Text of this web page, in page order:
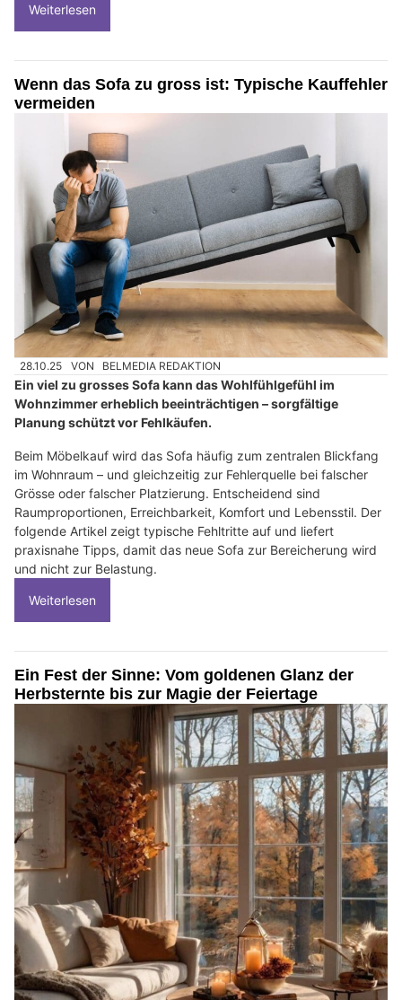
Weiterlesen
Wenn das Sofa zu gross ist: Typische Kauffehler
vermeiden
28.10.25 VON BELMEDIA REDAKTION
Ein viel zu grosses Sofa kann das Wohlfühlgefühl im
Wohnzimmer erheblich beeinträchtigen – sorgfältige
Planung schützt vor Fehlkäufen.
Beim Möbelkauf wird das Sofa häufig zum zentralen Blickfang
im Wohnraum – und gleichzeitig zur Fehlerquelle bei falscher
Grösse oder falscher Platzierung. Entscheidend sind
Raumproportionen, Erreichbarkeit, Komfort und Lebensstil. Der
folgende Artikel zeigt typische Fehltritte auf und liefert
praxisnahe Tipps, damit das neue Sofa zur Bereicherung wird
und nicht zur Belastung.
Weiterlesen
Ein Fest der Sinne: Vom goldenen Glanz der
Herbsternte bis zur Magie der Feiertage